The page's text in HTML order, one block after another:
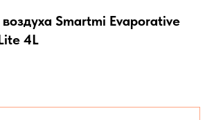
Smartmi Evaporative
4L